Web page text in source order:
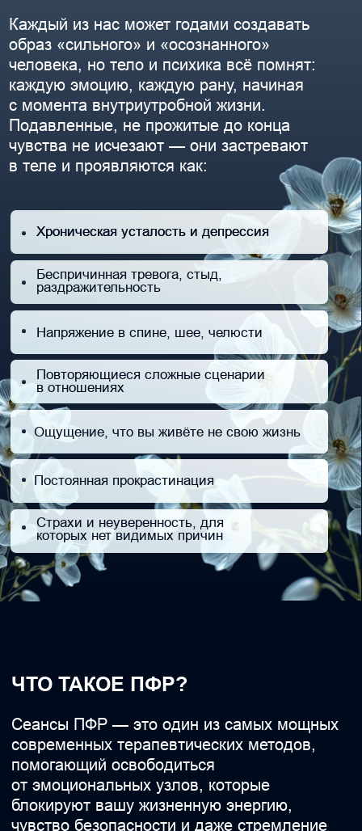
Страхи и неуверенность, для
которых нет видимых причин
Постоянная прокрастинация
Ощущение, что вы живёте не свою жизнь
Повторяющиеся сложные сценарии
в отношениях
Напряжение в спине, шее, челюсти
Сеансы ПФР — это один из самых мощных
современных терапевтических методов,
помогающий освободиться
от эмоциональных узлов, которые
блокируют вашу жизненную энергию,
чувство безопасности и даже стремление
к жизни.
Метод ПФР — это запатентованная, научно
подтверждённая и признанная по всему
миру система трансформации состояний
человека.
ЧТО ТАКОЕ ПФР?
ПОЧЕМУ ТЕЛО — ЭТО КЛЮЧ
КО ВСЕМУ?